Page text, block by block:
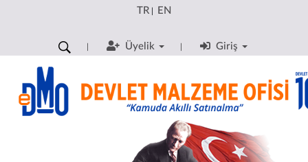
TR| EN
Üyelik Giriş